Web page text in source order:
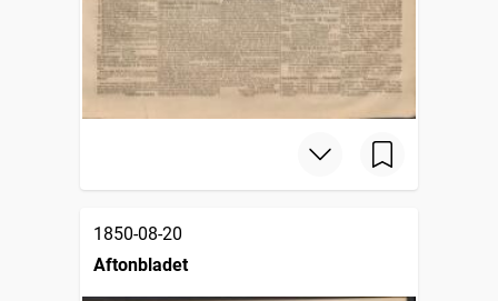
1850-08-20
Aftonbladet